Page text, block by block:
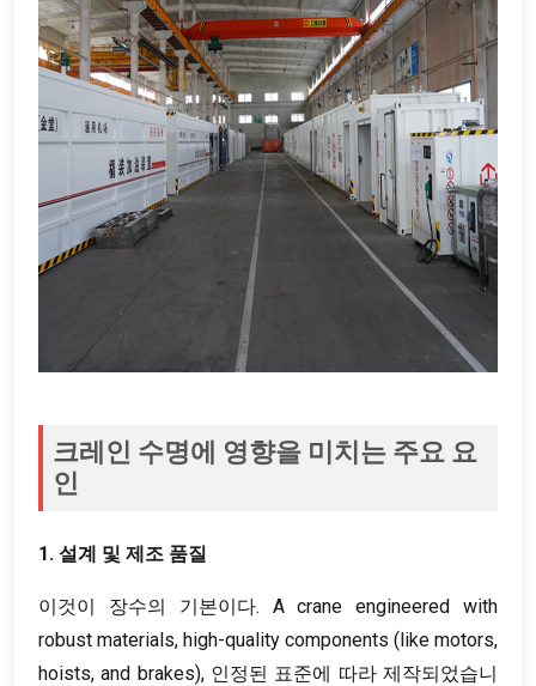
크레인 수명에 영향을 미치는 주요 요
인
1. 설계 및 제조 품질
이것이 장수의 기본이다. A crane engineered with
robust materials, high-quality components (like motors,
hoists,and brakes), 인정된 표준에 따라 제작되었습니